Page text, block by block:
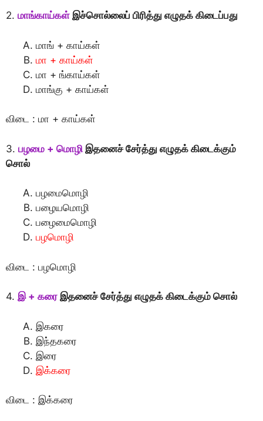
2. மாங்காய்கள் இச்சொல்லைப் பிரித்து எழுதக் கிடைப்பது
மாங் + காய்கள்
மா + காய்கள்
மா + ங்காய்கள்
மாங்கு + காய்கள்
விடை : மா + காய்கள்
3. பழமை + மொழி இதனைச் சேர்த்து எழுதக் கிடைக்கும்
சொல்
பழமைமொழி
பழையமொழி
பழைமைமொழி
பழமொழி
விடை : பழமொழி
4. இ + கரை இதனைச் சேர்த்து எழுதக் கிடைக்கும் சொல்
இகரை
இந்தகரை
இரை
இக்கரை
விடை : இக்கரை